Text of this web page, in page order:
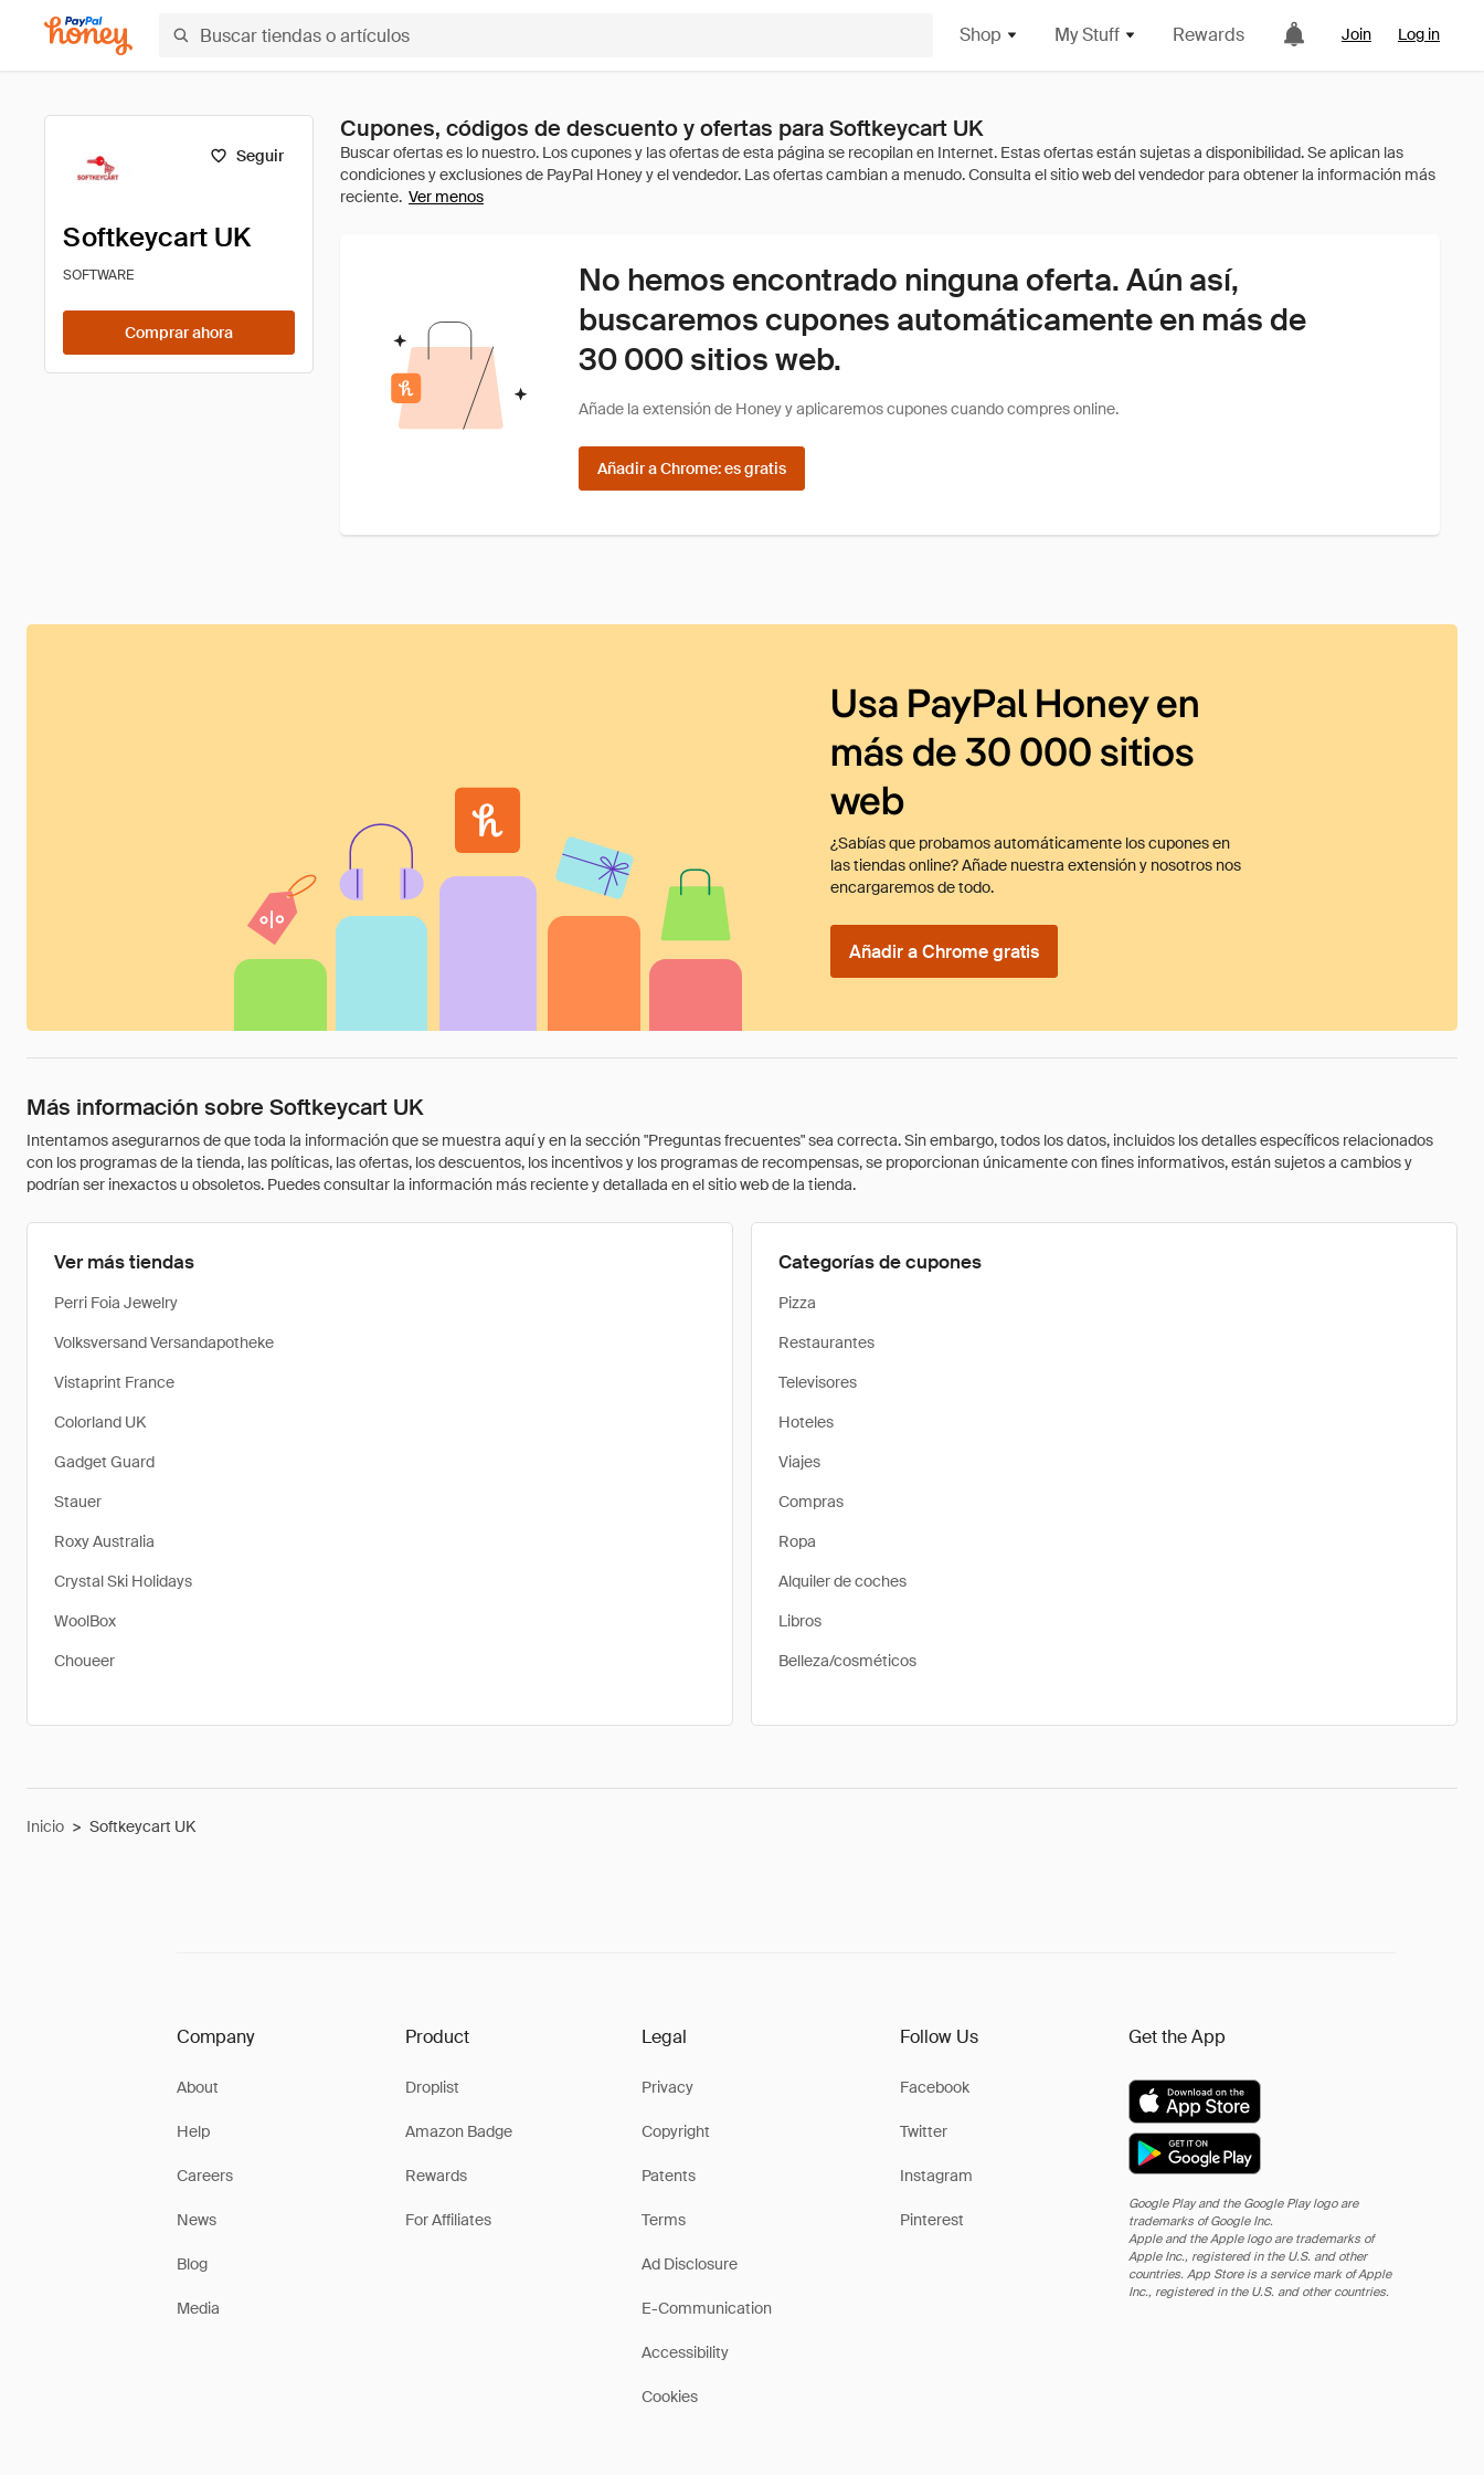
Shop My Stuff Rewards Join Log in
Seguir
Softkeycart UK
SOFTWARE
Comprar ahora
Cupones, códigos de descuento y ofertas para Softkeycart UK
Ver menos
No hemos encontrado ninguna oferta. Aún así,
buscaremos cupones automáticamente en más de
30 000 sitios web.
Añade la extensión de Honey y aplicaremos cupones cuando compres online.
Añadir a Chrome: es gratis
Usa PayPal Honey en
más de 30 000 sitios
web
¿Sabías que probamos automáticamente los cupones en
las tiendas online? Añade nuestra extensión y nosotros nos
encargaremos de todo.
Añadir a Chrome gratis
Más información sobre Softkeycart UK
Intentamos asegurarnos de que toda la información que se muestra aquí y en la sección "Preguntas frecuentes" sea correcta. Sin embargo, todos los datos, incluidos los detalles específicos relacionados
con los programas de la tienda, las políticas, las ofertas, los descuentos, los incentivos y los programas de recompensas, se proporcionan únicamente con fines informativos, están sujetos a cambios y
podrían ser inexactos u obsoletos. Puedes consultar la información más reciente y detallada en el sitio web de la tienda.
Ver más tiendas
Perri Foia Jewelry
Volksversand Versandapotheke
Vistaprint France
Colorland UK
Gadget Guard
Stauer
Roxy Australia
Crystal Ski Holidays
WoolBox
Choueer
Categorías de cupones
Pizza
Restaurantes
Televisores
Hoteles
Viajes
Compras
Ropa
Alquiler de coches
Libros
Belleza/cosméticos
Inicio > Softkeycart UK
Company
About
Help
Careers
News
Blog
Media
Product
Droplist
Amazon Badge
Rewards
For Affiliates
Legal
Privacy
Copyright
Patents
Terms
Ad Disclosure
E-Communication
Accessibility
Cookies
Follow Us
Facebook
Twitter
Instagram
Pinterest
Get the App
Google Play and the Google Play logo are
trademarks of Google Inc.
Apple and the Apple logo are trademarks of
Apple Inc., registered in the U.S. and other
countries. App Store is a service mark of Apple
Inc., registered in the U.S. and other countries.